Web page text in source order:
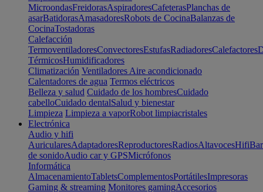
MicroondasFreidorasAspiradoresCafeterasPlanchas de
asarBatidorasAmasadoresRobots de CocinaBalanzas de
CocinaTostadoras
Calefacción
TermoventiladoresConvectoresEstufasRadiadoresCalefactores
TérmicosHumidificadores
Climatización Ventiladores Aire acondicionado
Calentadores de agua Termos eléctricos
Belleza y salud Cuidado de los hombresCuidado
cabelloCuidado dentalSalud y bienestar
Limpieza Limpieza a vaporRobot limpiacristales
Electrónica
Audio y hifi
AuricularesAdaptadoresReproductoresRadiosAltavocesHifi
de sonidoAudio car y GPSMicrófonos
Informática
AlmacenamientoTabletsComplementosPortátilesImpresoras
Gaming & streaming Monitores gamingAccesorios